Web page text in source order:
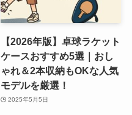
【2026年版】卓球ラケット
ケースおすすめ5選｜おし
ゃれ＆2本収納もOKな人気
モデルを厳選！
2025年5月5日